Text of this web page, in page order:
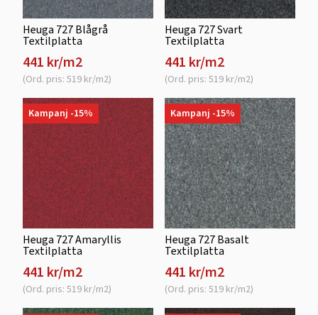
Heuga 727 Blågrå
Textilplatta
441 kr/m2
(Ord. pris: 519 kr/m2)
Heuga 727 Svart
Textilplatta
441 kr/m2
(Ord. pris: 519 kr/m2)
Kampanj -15%
Heuga 727 Amaryllis
Textilplatta
441 kr/m2
(Ord. pris: 519 kr/m2)
Kampanj -15%
Heuga 727 Basalt
Textilplatta
441 kr/m2
(Ord. pris: 519 kr/m2)